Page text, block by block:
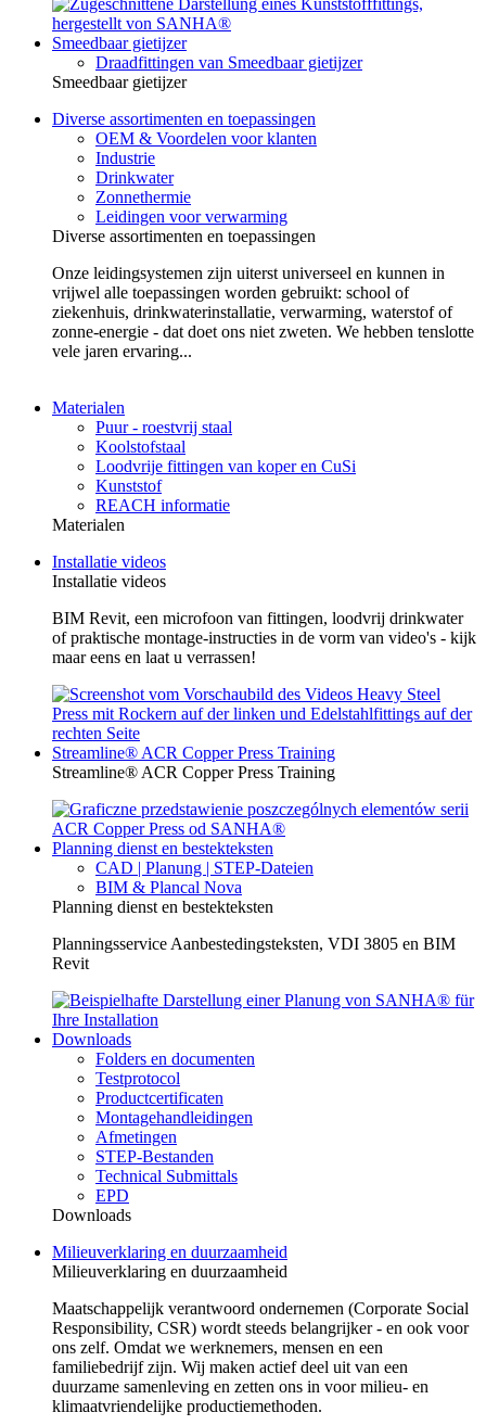
Smeedbaar gietijzer
Draadfittingen van Smeedbaar gietijzer
Smeedbaar gietijzer
Diverse assortimenten en toepassingen
OEM & Voordelen voor klanten
Industrie
Drinkwater
Zonnethermie
Leidingen voor verwarming
Diverse assortimenten en toepassingen
Onze leidingsystemen zijn uiterst universeel en kunnen in
vrijwel alle toepassingen worden gebruikt: school of
ziekenhuis, drinkwaterinstallatie, verwarming, waterstof of
zonne-energie - dat doet ons niet zweten. We hebben tenslotte
vele jaren ervaring...
Materialen
Puur - roestvrij staal
Koolstofstaal
Loodvrije fittingen van koper en CuSi
Kunststof
REACH informatie
Materialen
Installatie videos
Installatie videos
BIM Revit, een microfoon van fittingen, loodvrij drinkwater
of praktische montage-instructies in de vorm van video's - kijk
maar eens en laat u verrassen!
Streamline® ACR Copper Press Training
Streamline® ACR Copper Press Training
Planning dienst en bestekteksten
CAD | Planung | STEP-Dateien
BIM & Plancal Nova
Planning dienst en bestekteksten
Planningsservice Aanbestedingsteksten, VDI 3805 en BIM
Revit
Downloads
Folders en documenten
Testprotocol
Productcertificaten
Montagehandleidingen
Afmetingen
STEP-Bestanden
Technical Submittals
EPD
Downloads
Milieuverklaring en duurzaamheid
Milieuverklaring en duurzaamheid
Maatschappelijk verantwoord ondernemen (Corporate Social
Responsibility, CSR) wordt steeds belangrijker - en ook voor
ons zelf. Omdat we werknemers, mensen en een
familiebedrijf zijn. Wij maken actief deel uit van een
duurzame samenleving en zetten ons in voor milieu- en
klimaatvriendelijke productiemethoden.